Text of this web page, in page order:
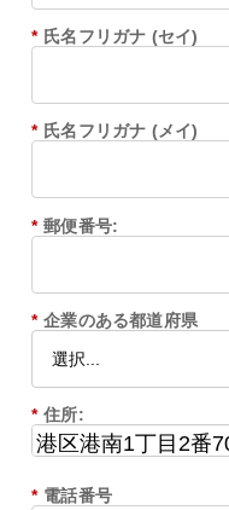
* 氏名フリガナ (セイ)
* 氏名フリガナ (メイ)
* 郵便番号:
* 企業のある都道府県
* 住所:
* 電話番号